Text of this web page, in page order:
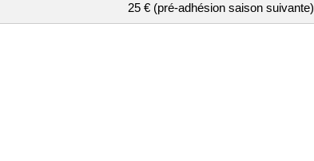
25 € (pré-adhésion saison suivante)